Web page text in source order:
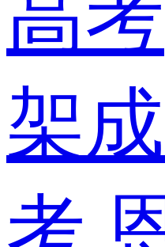
高考
架